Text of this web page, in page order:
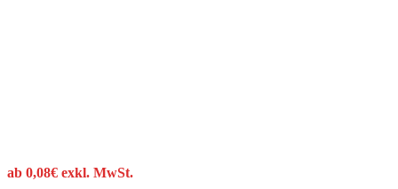
ab 0,08€ exkl. MwSt.